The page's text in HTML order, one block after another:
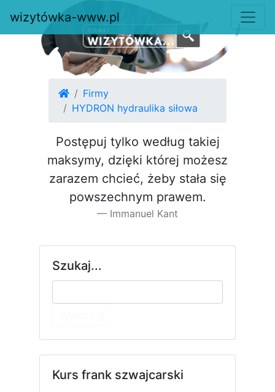
Firmy
HYDRON hydraulika siłowa
Postępuj tylko według takiej
maksymy, dzięki której możesz
za­razem chcieć, żeby stała się
pow­szechnym prawem.
Immanuel Kant
wizytówka-www.pl
Szukaj...
Kurs frank szwajcarski